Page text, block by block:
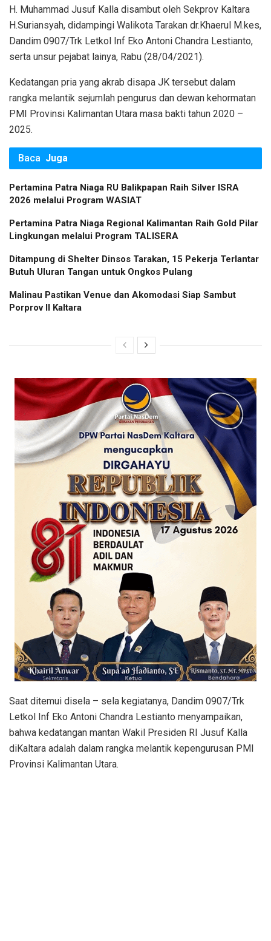
H. Muhammad Jusuf Kalla disambut oleh Sekprov Kaltara
H.Suriansyah, didampingi Walikota Tarakan dr.Khaerul M.kes,
Dandim 0907/Trk Letkol Inf Eko Antoni Chandra Lestianto,
serta unsur pejabat lainya, Rabu (28/04/2021).
Kedatangan pria yang akrab disapa JK tersebut dalam
rangka melantik sejumlah pengurus dan dewan kehormatan
PMI Provinsi Kalimantan Utara masa bakti tahun 2020 –
2025.
Baca Juga
Pertamina Patra Niaga RU Balikpapan Raih Silver ISRA
2026 melalui Program WASIAT
Pertamina Patra Niaga Regional Kalimantan Raih Gold Pilar
Lingkungan melalui Program TALISERA
Ditampung di Shelter Dinsos Tarakan, 15 Pekerja Terlantar
Butuh Uluran Tangan untuk Ongkos Pulang
Malinau Pastikan Venue dan Akomodasi Siap Sambut
Porprov II Kaltara
Saat ditemui disela – sela kegiatanya, Dandim 0907/Trk
Letkol Inf Eko Antoni Chandra Lestianto menyampaikan,
bahwa kedatangan mantan Wakil Presiden RI Jusuf Kalla
diKaltara adalah dalam rangka melantik kepengurusan PMI
Provinsi Kalimantan Utara.